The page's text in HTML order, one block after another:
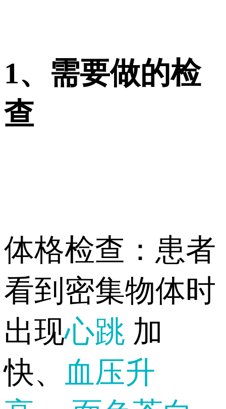
1、需要做的检
查
体格检查：患者
看到密集物体时
出现心跳 加
快、
血压升